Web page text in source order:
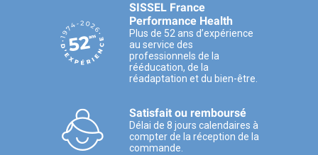
SISSEL France
Performance Health
Plus de 52 ans d’expérience
au service des
professionnels de la
rééducation, de la
réadaptation et du bien-être.
Satisfait ou remboursé
Délai de 8 jours calendaires à
compter de la réception de la
commande.